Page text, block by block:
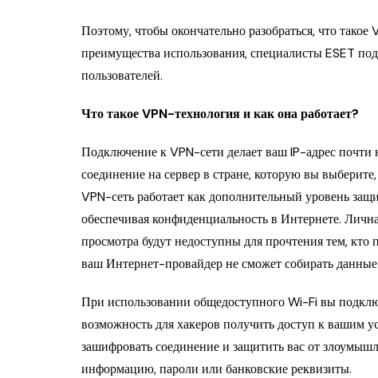
Поэтому, чтобы окончательно разобраться, что
преимущества использования, специалисты ESET
пользователей.
Что такое VPN-технология и как она работает?
Подключение к VPN-сети делает ваш IP-адрес
соединение на сервер в стране, которую вы
VPN-сеть работает как дополнительный уровень
обеспечивая конфиденциальность в Интернете.
просмотра будут недоступны для прочтения тем,
ваш Интернет-провайдер не сможет собирать данные
При использовании общедоступного Wi-Fi вы
возможность для хакеров получить доступ к вашим
зашифровать соединение и защитить вас от
информацию, пароли или банковские реквизиты.